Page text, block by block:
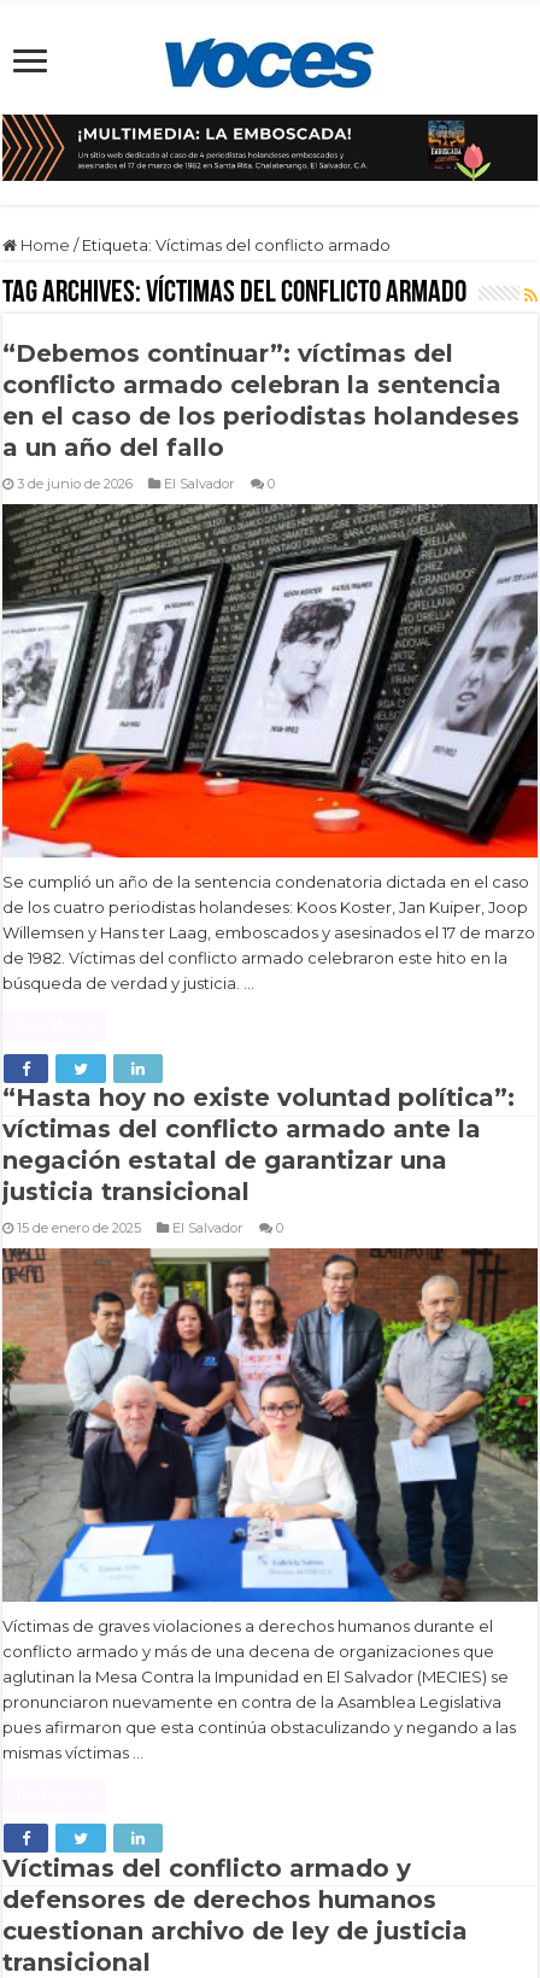
Home / Etiqueta:Víctimas del conflicto armado
Tag Archives:Víctimas del conflicto armado
“Debemos continuar”: víctimas del
conflicto armado celebran la sentencia
en el caso de los periodistas holandeses
a un año del fallo
3 de junio de 2026 El Salvador 0
Se cumplió un año de la sentencia condenatoria dictada en el caso
de los cuatro periodistas holandeses: Koos Koster, Jan Kuiper, Joop
Willemsen y Hans ter Laag, emboscados y asesinados el 17 de marzo
de 1982. Víctimas del conflicto armado celebraron este hito en la
búsqueda de verdad y justicia. …
“Hasta hoy no existe voluntad política”:
víctimas del conflicto armado ante la
negación estatal de garantizar una
justicia transicional
15 de enero de 2025 El Salvador 0
Víctimas de graves violaciones a derechos humanos durante el
conflicto armado y más de una decena de organizaciones que
aglutinan la Mesa Contra la Impunidad en El Salvador (MECIES) se
pronunciaron nuevamente en contra de la Asamblea Legislativa
pues afirmaron que esta continúa obstaculizando y negando a las
mismas víctimas …
Víctimas del conflicto armado y
defensores de derechos humanos
cuestionan archivo de ley de justicia
transicional